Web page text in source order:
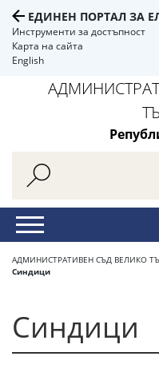
ЕДИНЕН ПОРТАЛ ЗА
Инструменти за достъпност
Карта на сайта
English
АДМИНИСТРАТИВЕН СЪД ВЕЛИКО
Синдици
Синдици